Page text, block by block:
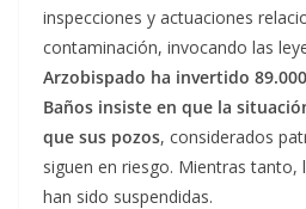
inspecciones y actuaciones
contaminación, invocando las
Arzobispado ha invertido
Baños insiste en que la
que sus pozos, considerados
siguen en riesgo. Mientras tanto,
han sido suspendidas.